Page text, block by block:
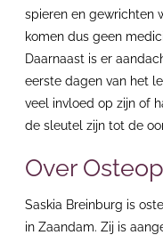
spieren en gewrichten
komen dus geen
Daarnaast is er
eerste dagen van het
veel invloed op zijn of
de sleutel zijn tot de
Over
Saskia Breinburg is
in Zaandam. Zij is